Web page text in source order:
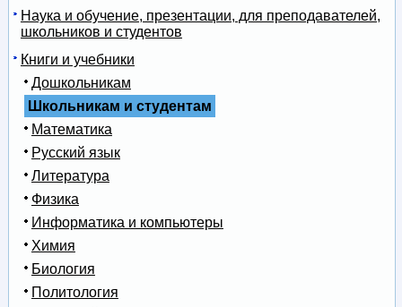
Наука и обучение, презентации, для преподавателей,
школьников и студентов
Книги и учебники
Дошкольникам
Школьникам и студентам
Математика
Русский язык
Литература
Физика
Информатика и компьютеры
Химия
Биология
Политология